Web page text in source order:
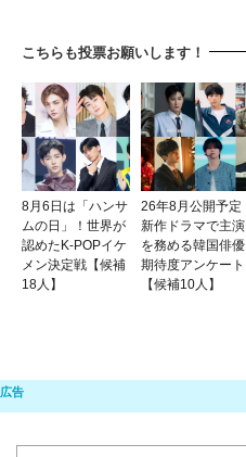
こちらも投票お願いします！
8月6日は「ハンサ
ムの日」！世界が
認めたK-POPイケ
メン決定戦【候補
18人】
26年8月公開予定
新作ドラマで主演
を務める韓国俳優
期待度アンケート
【候補10人】